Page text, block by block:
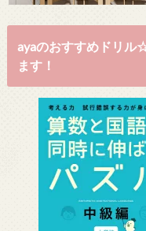
ayaのおすすめドリル
ます！